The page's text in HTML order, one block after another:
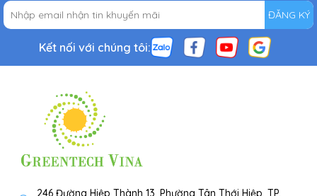
ĐĂNG KÝ
Kết nối với chúng tôi:
246 Đường Hiệp Thành 13, Phường Tân Thới Hiệp, TP.